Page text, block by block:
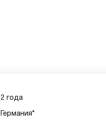
2 года
Германия*